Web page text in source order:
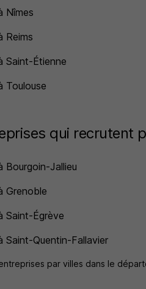
Nîmes
Reims
Saint-Étienne
Toulouse
qui recrutent
Bourgoin-Jallieu
Grenoble
Saint-Égrève
Saint-Quentin-Fallavier
par villes dans le